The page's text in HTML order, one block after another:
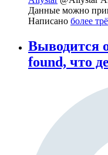
Данные можно
Написано более
Выводится
found, что